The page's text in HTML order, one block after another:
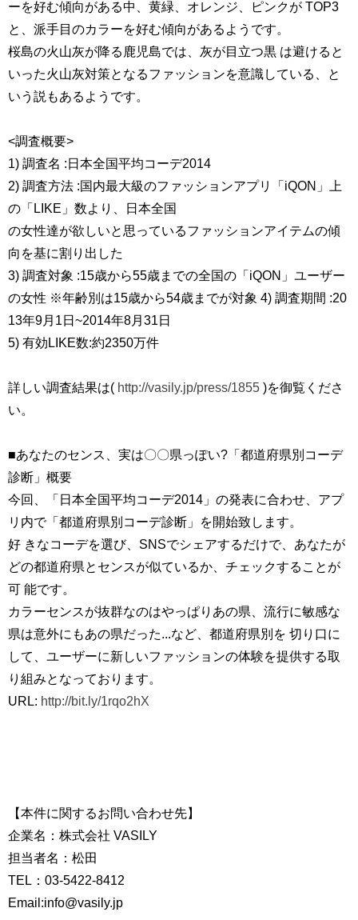
ーを好む傾向がある中、黄緑、オレンジ、ピンクが TOP3
と、派手目のカラーを好む傾向があるようです。
桜島の火山灰が降る鹿児島では、灰が目立つ黒 は避けると
いった火山灰対策となるファッションを意識している、と
いう説もあるようです。
<調査概要>
1) 調査名 :日本全国平均コーデ2014
2) 調査方法 :国内最大級のファッションアプリ「iQON」上
の「LIKE」数より、日本全国
の女性達が欲しいと思っているファッションアイテムの傾
向を基に割り出した
3) 調査対象 :15歳から55歳までの全国の「iQON」ユーザー
の女性 ※年齢別は15歳から54歳までが対象 4) 調査期間 :20
13年9月1日~2014年8月31日
5) 有効LIKE数:約2350万件
詳しい調査結果は( http://vasily.jp/press/1855 )を御覧くださ
い。
■あなたのセンス、実は〇〇県っぽい?「都道府県別コーデ
診断」概要
今回、「日本全国平均コーデ2014」の発表に合わせ、アプ
リ内で「都道府県別コーデ診断」を開始致します。
好 きなコーデを選び、SNSでシェアするだけで、あなたが
どの都道府県とセンスが似ているか、チェックすることが
可 能です。
カラーセンスが抜群なのはやっぱりあの県、流行に敏感な
県は意外にもあの県だった...など、都道府県別を 切り口に
して、ユーザーに新しいファッションの体験を提供する取
り組みとなっております。
URL: http://bit.ly/1rqo2hX
【本件に関するお問い合わせ先】
企業名：株式会社 VASILY
担当者名：松田
TEL：03-5422-8412
Email:info@vasily.jp